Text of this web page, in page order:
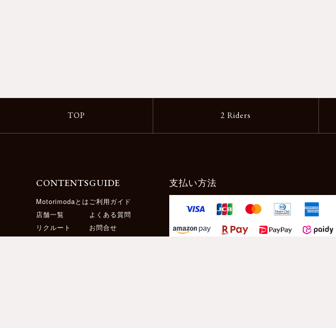
TOP 2 Riders
CONTENTS
Motorimodaとは
店舗一覧
リクルート
GUIDE
ご利用ガイド
よくある質問
お問合せ
支払い方法